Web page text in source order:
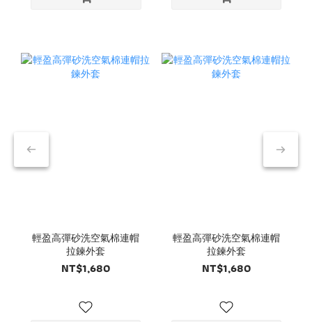
輕盈高彈砂洗空氣棉連帽
拉鍊外套
NT$1,680
輕盈高彈砂洗空氣棉連帽
拉鍊外套
NT$1,680